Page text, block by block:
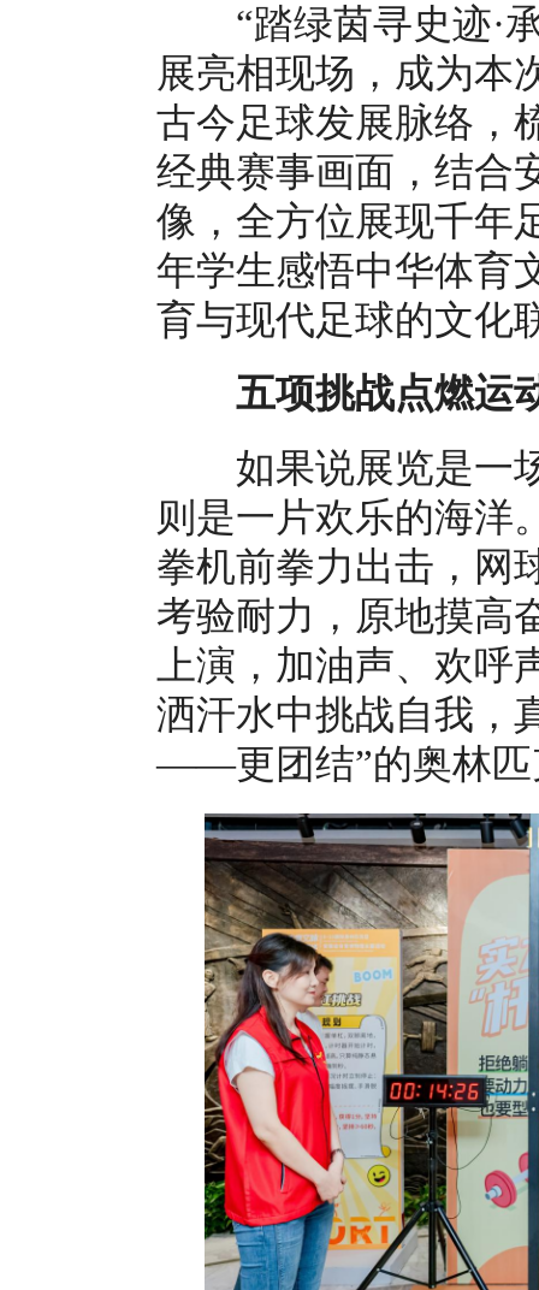
“踏绿茵寻史迹·承
展亮相现场，成为本
古今足球发展脉络，
经典赛事画面，结合
像，全方位展现千年
年学生感悟中华体育
育与现代足球的文化
五项挑战点燃运
如果说展览是一场
则是一片欢乐的海洋
拳机前拳力出击，网
考验耐力，原地摸
上演，加油声、欢
洒汗水中挑战自我，
——更团结”的奥林匹